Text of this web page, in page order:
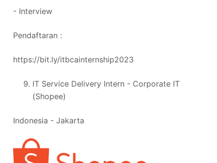
- Interview
Pendaftaran :
https://bit.ly/itbcainternship2023
IT Service Delivery Intern - Corporate IT
(Shopee)
Indonesia - Jakarta